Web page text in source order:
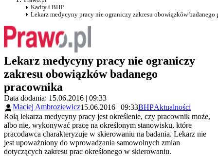
Kadry i BHP
Lekarz medycyny pracy nie ograniczy zakresu obowiązków badanego
Lekarz medycyny pracy nie ograniczy
zakresu obowiązków badanego
pracownika
Data dodania: 15.06.2016 | 09:33
Maciej Ambroziewicz15.06.2016 | 09:33BHPAktualności
Rolą lekarza medycyny pracy jest określenie, czy pracownik może,
albo nie, wykonywać pracę na określonym stanowisku, które
pracodawca charakteryzuje w skierowaniu na badania. Lekarz nie
jest upoważniony do wprowadzania samowolnych zmian
dotyczących zakresu prac określonego w skierowaniu.